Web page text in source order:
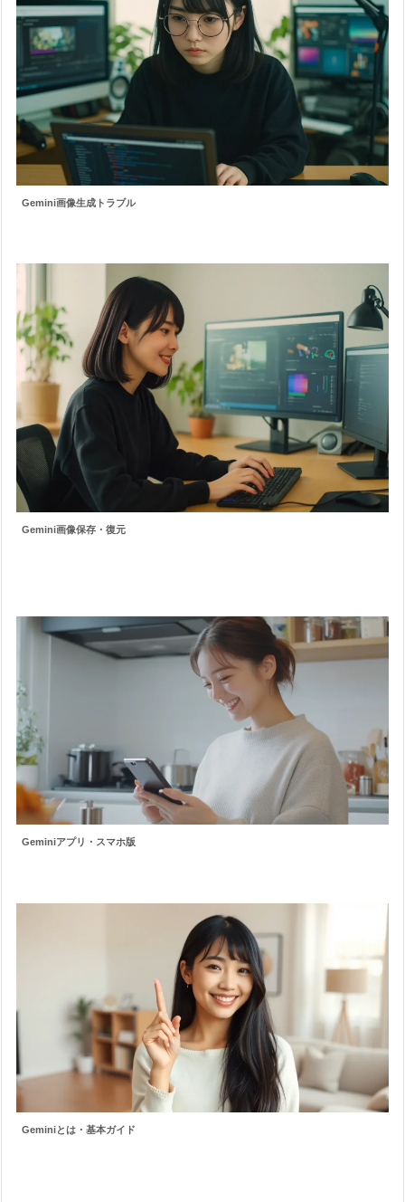
Gemini画像生成トラブル
Gemini画像保存・復元
Geminiアプリ・スマホ版
Geminiとは・基本ガイド